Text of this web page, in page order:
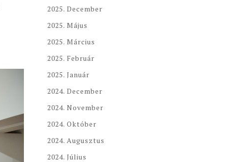
2025. December
2025. Május
2025. Március
2025. Február
2025. Január
2024. December
2024. November
2024. Október
2024. Augusztus
2024. Július